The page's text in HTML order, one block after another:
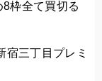
枠全て買切る
宿三丁目プレミ